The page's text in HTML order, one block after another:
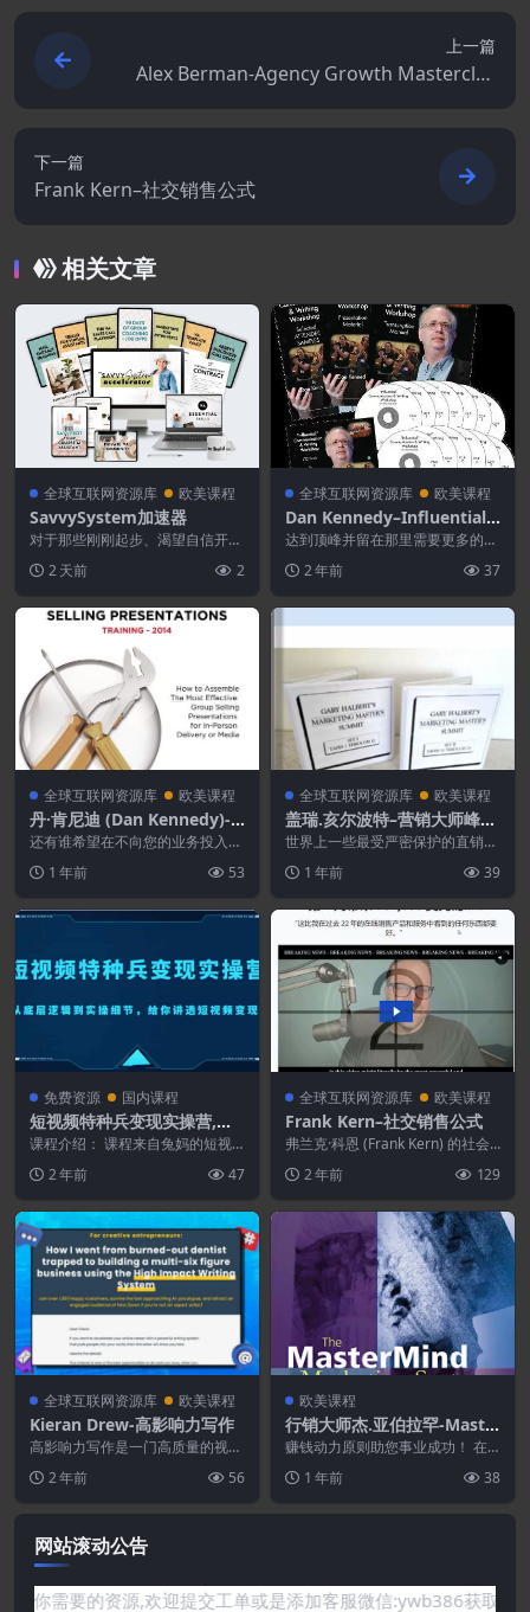
上一篇
Alex Berman-Agency Growth Masterclas
s[代理增长大师班]
下一篇
Frank Kern–社交销售公式
相关文章
全球互联网资源库 欧美课程
SavvySystem加速器
对于那些刚刚起步、渴望自信开启
说 SavvySys...
2 天前 2
全球互联网资源库 欧美课程
Dan Kennedy–Influential
Writing Workshop
达到顶峰并留在那里需要更多的东
响，而不仅仅是有说服力...
2 年前 37
全球互联网资源库 欧美课程
丹·肯尼迪 (Dan Kennedy)-C
raftsmanship of One To M
any Selling
还有谁希望在不向您的业务投入一
提高您的底线？ 我想...
1 年前 53
全球互联网资源库 欧美课程
盖瑞.亥尔波特–营销大师峰会
[音频完整版]
世界上一些最受严密保护的直销成
现之前的石器时代...
1 年前 39
免费资源 国内课程
短视频特种兵变现实操营,从
底层逻辑到实操细节,给你讲
透短视频变现[价值2499元]
课程介绍： 课程来自兔妈的短视
结果，价值2499...
2 年前 47
全球互联网资源库 欧美课程
Frank Kern–社交销售公式
弗兰克·科恩 (Frank Kern) 的社会
个...2 年前 129
全球互联网资源库 欧美课程
Kieran Drew-高影响力写作
高影响力写作是一门高质量的视频
众”。 它将向您展...
2 年前 56
欧美课程
行销大师杰.亚伯拉罕-Maste
rMind营销系统
赚钱动力原则助您事业成功！ 在
盆满钵满，很大程度上...
1 年前 38
网站滚动公告
是网站没有你需要的资源,欢迎提交工单或是添加客服微信